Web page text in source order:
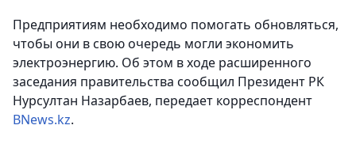
Предприятиям необходимо помогать обновляться,
чтобы они в свою очередь могли экономить
электроэнергию. Об этом в ходе расширенного
заседания правительства сообщил Президент РК
Нурсултан Назарбаев, передает корреспондент
BNews.kz.